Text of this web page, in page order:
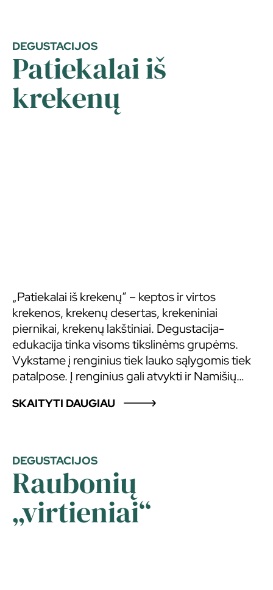
DEGUSTACIJOS
Patiekalai iš
krekenų
„Patiekalai iš krekenų“ – keptos ir virtos
krekenos, krekenų desertas, krekeniniai
piernikai, krekenų lakštiniai. Degustacija-
edukacija tinka visoms tikslinėms grupėms.
Vykstame į renginius tiek lauko sąlygomis tiek
patalpose. Į renginius gali atvykti ir Namišių
parengęs vaišių programą. Degustacijose gali
SKAITYTI DAUGIAU
DEGUSTACIJOS
Raubonių
„virtieniai“